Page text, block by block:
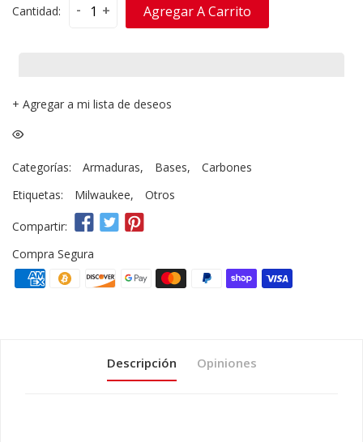
Cantidad: - + Agregar A Carrito
+ Agregar a mi lista de deseos
Categorías: Armaduras, Bases,
Carbones
Etiquetas:
Milwaukee, Otros
Compartir:
Compra Segura
Descripción Opiniones